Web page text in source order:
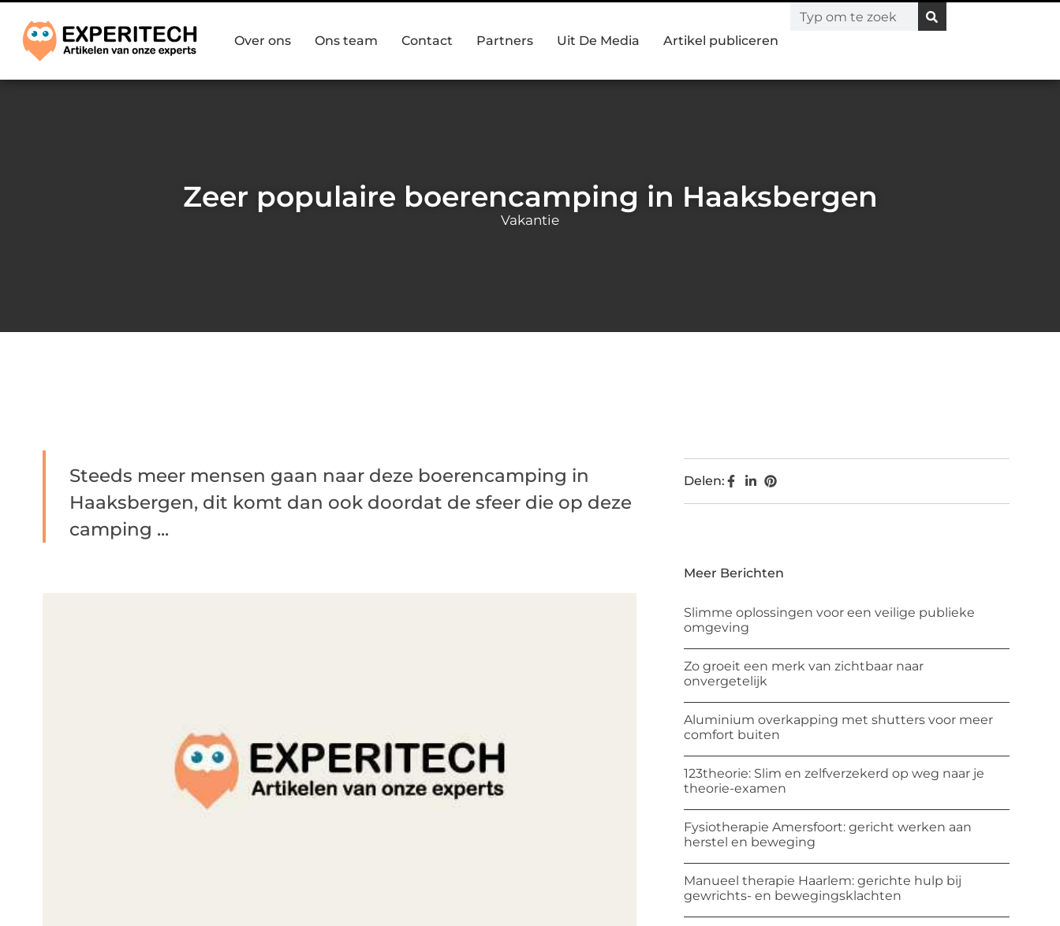
Over ons Ons team Contact Partners Uit De Media Artikel publiceren
Zeer populaire boerencamping in Haaksbergen
Vakantie
Steeds meer mensen gaan naar deze boerencamping in
Haaksbergen, dit komt dan ook doordat de sfeer die op deze
camping ...
Delen:
Meer Berichten
Slimme oplossingen voor een veilige publieke
omgeving
Zo groeit een merk van zichtbaar naar
onvergetelijk
Aluminium overkapping met shutters voor meer
comfort buiten
123theorie: Slim en zelfverzekerd op weg naar je
theorie-examen
Fysiotherapie Amersfoort: gericht werken aan
herstel en beweging
Manueel therapie Haarlem: gerichte hulp bij
gewrichts- en bewegingsklachten